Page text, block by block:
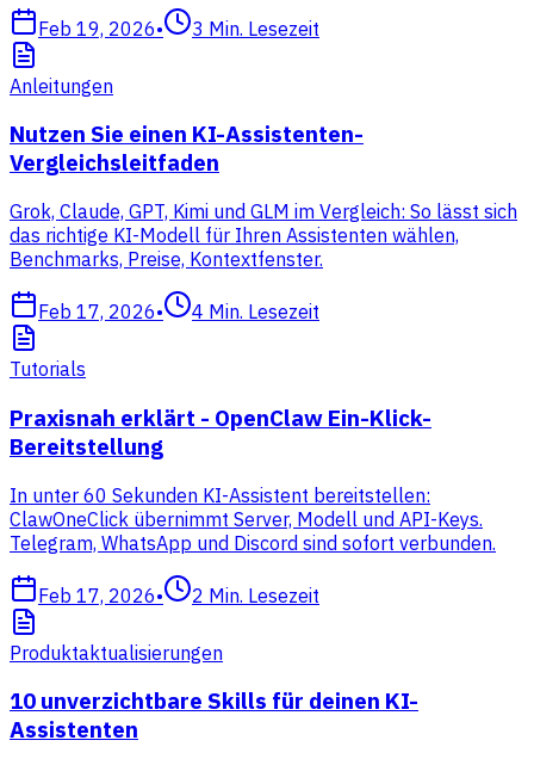
Feb 19, 2026• 3 Min. Lesezeit
Anleitungen
Nutzen Sie einen KI-Assistenten-
Vergleichsleitfaden
Grok, Claude, GPT, Kimi und GLM im Vergleich: So lässt sich
das richtige KI-Modell für Ihren Assistenten wählen,
Benchmarks, Preise, Kontextfenster.
Feb 17, 2026• 4 Min. Lesezeit
Tutorials
Praxisnah erklärt - OpenClaw Ein-Klick-
Bereitstellung
In unter 60 Sekunden KI-Assistent bereitstellen:
ClawOneClick übernimmt Server, Modell und API-Keys.
Telegram, WhatsApp und Discord sind sofort verbunden.
Feb 17, 2026• 2 Min. Lesezeit
Produktaktualisierungen
10 unverzichtbare Skills für deinen KI-
Assistenten